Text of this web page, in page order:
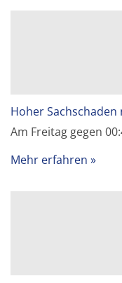
Hoher
Am Freitag gegen
Mehr erfahren